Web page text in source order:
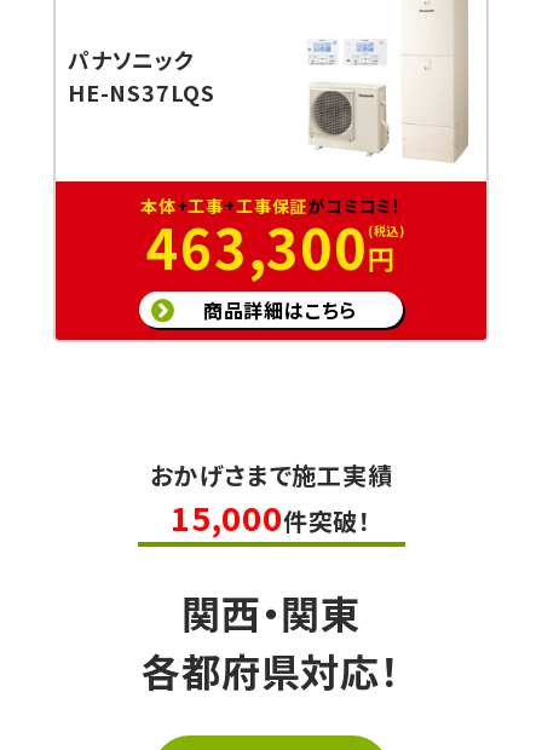
パナソニック
HE-NS37LQS
本体+工事+工事保証がコミコミ！
463,300円
商品詳細はこちら
おかげさまで施工実績
15,000件突破！
関西・関東
各都府県対応！